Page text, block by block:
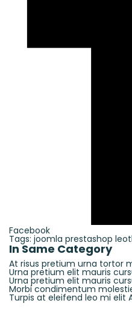
Facebook
Tags: joomla prestashop
In Same Category
At risus pretium urna tortor
Urna pretium elit mauris
Urna pretium elit mauris
Morbi condimentum
Turpis at eleifend leo mi elit